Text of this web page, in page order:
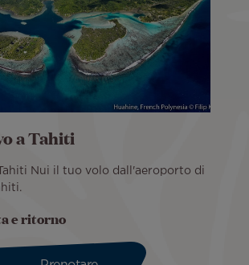
a Tahiti
Nui il tuo volo dall'aeroporto di
e ritorno